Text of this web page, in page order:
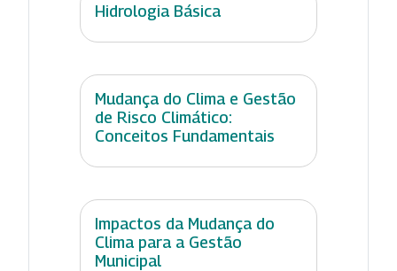
Hidrologia Básica
Mudança do Clima e Gestão
de Risco Climático:
Conceitos Fundamentais
Impactos da Mudança do
Clima para a Gestão
Municipal